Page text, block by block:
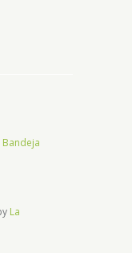
Bandeja
La